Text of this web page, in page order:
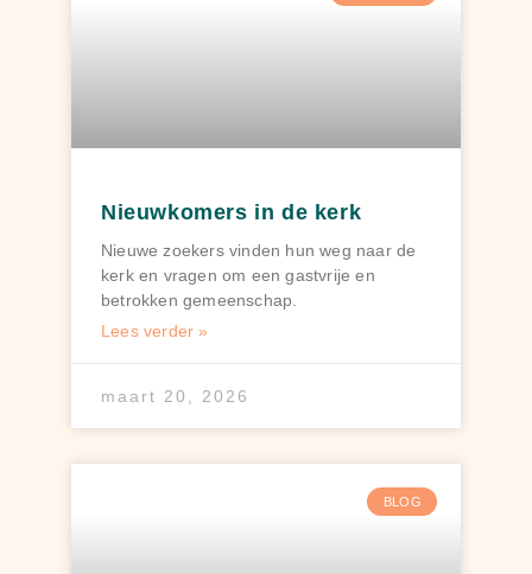
Nieuwkomers in de kerk
Nieuwe zoekers vinden hun weg naar de
kerk en vragen om een gastvrije en
betrokken gemeenschap.
Lees verder »
maart 20, 2026
BLOG